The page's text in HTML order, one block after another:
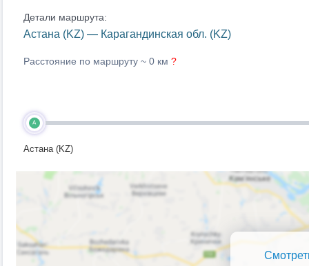
Детали маршрута:
Астана (KZ) — Карагандинская обл. (KZ)
Расстояние по маршруту ~ 0 км ?
A
Астана (KZ)